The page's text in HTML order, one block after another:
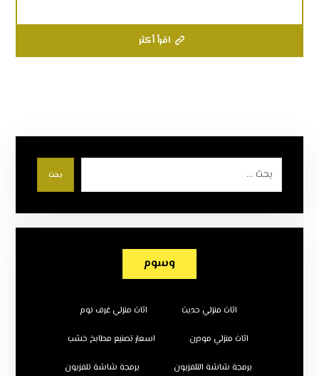
اقرأ أكثر
بحث
وسوم
اثاث منزلي حديث اثاث منزلي غرف نوم
اثاث منزلي مودرن اسعار تصنيع مطابخ خشب
برمجة شاشة التلفزيون برمجة شاشة تلفزيون